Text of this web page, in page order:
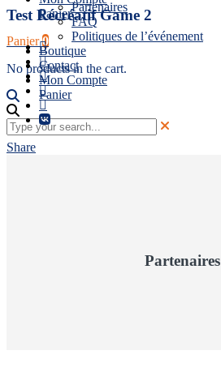
Panier
Panier 0
No products in the cart.
Partenaires
FAQ
Politiques de l’événement
Boutique
Contact
Mon Compte
Panier
Test Récréatif Game 2
Share
Partenaires